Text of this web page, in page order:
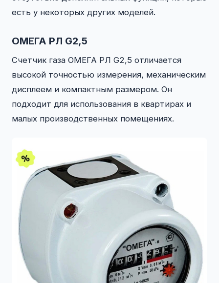
есть у некоторых других моделей.
ОМЕГА РЛ G2,5
Счетчик газа ОМЕГА РЛ G2,5 отличается
высокой точностью измерения, механическим
дисплеем и компактным размером. Он
подходит для использования в квартирах и
малых производственных помещениях.